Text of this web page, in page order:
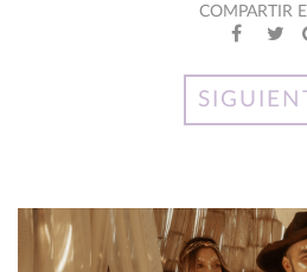
COMPARTIR